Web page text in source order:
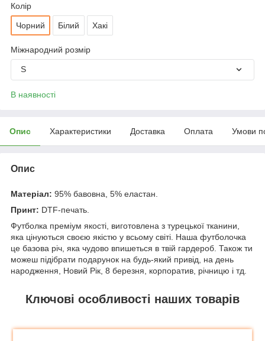
Колір
Чорний Білий Хакі
Міжнародний розмір
S
В наявності
Опис Характеристики Доставка Оплата Умови
Опис
Матеріал: 95% бавовна, 5% еластан.
Принт: DTF-печать.
Футболка преміум якості, виготовлена з турецької тканини,
яка цінуються своєю якістю у всьому світі. Наша футболочка
це базова річ, яка чудово впишеться в твій гардероб. Також ти
можеш підібрати подарунок на будь-який привід, на день
народження, Новий Рік, 8 березня, корпоратив, річницю і тд.
Ключові особливості наших товарів